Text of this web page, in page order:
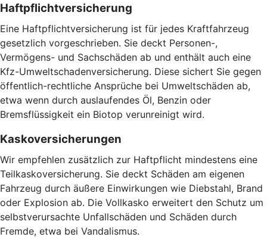
Haftpflichtversicherung
Eine Haftpflichtversicherung ist für jedes Kraftfahrzeug
gesetzlich vorgeschrieben. Sie deckt Personen-,
Vermögens- und Sachschäden ab und enthält auch eine
Kfz-Umweltschadenversicherung. Diese sichert Sie gegen
öffentlich-rechtliche Ansprüche bei Umweltschäden ab,
etwa wenn durch auslaufendes Öl, Benzin oder
Bremsflüssigkeit ein Biotop verunreinigt wird.
Kaskoversicherungen
Wir empfehlen zusätzlich zur Haftpflicht mindestens eine
Teilkaskoversicherung. Sie deckt Schäden am eigenen
Fahrzeug durch äußere Einwirkungen wie Diebstahl, Brand
oder Explosion ab. Die Vollkasko erweitert den Schutz um
selbstverursachte Unfallschäden und Schäden durch
Fremde, etwa bei Vandalismus.